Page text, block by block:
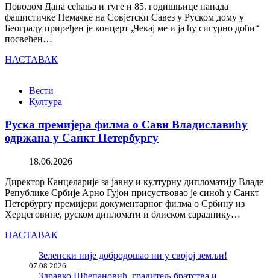
Поводом Дана сећања и туге и 85. годишњице напада
фашистичке Немачке на Совјетски Савез у Руском дому у
Београду приређен је концерт „Чекај ме и ја ћу сигурно доћи“
посвећен…
НАСТАВАК
Вести
Култура
Руска премијера филма о Сави Владиславићу
одржана у Санкт Петербургу
18.06.2026
Директор Канцеларије за јавну и културну дипломатију Владе
Републике Србије Арно Гујон присуствовао је синоћ у Санкт
Петербургу премијери документарног филма о Србину из
Херцеговине, руском дипломати и блиском сараднику…
НАСТАВАК
Зеленски није добродошао ни у својој земљи!
07.08.2026
Здравко Шћепановић, градитељ братства и